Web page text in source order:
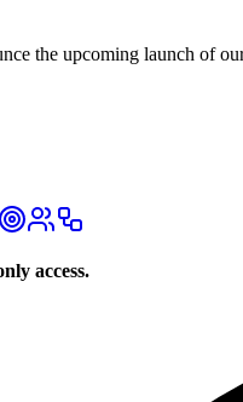
the upcoming launch of
access.